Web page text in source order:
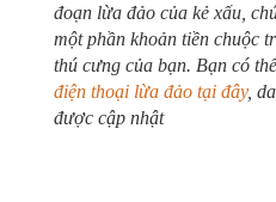
đoạn lừa đảo của kẻ xấu,
một phần khoản tiền chuộc
thú cưng của bạn. Bạn có
điện thoại lừa đảo tại đây,
được cập nhật